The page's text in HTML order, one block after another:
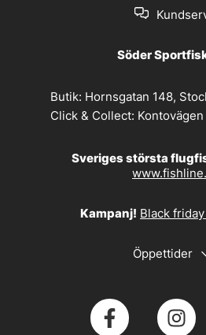
Söder
Butik: Hornsgatan 148,
Click & Collect:
Sveriges största
Kampanj! Black
Öppettider